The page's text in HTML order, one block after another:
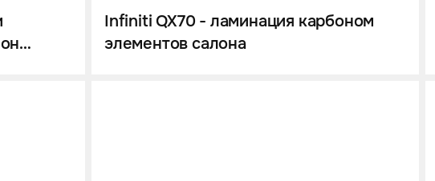
Infiniti QX70 - ламинация карбоном
элементов салона